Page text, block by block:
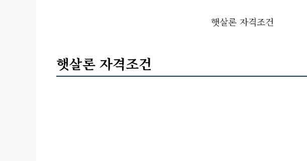
햇살론 자격조건
햇살론 자격조건